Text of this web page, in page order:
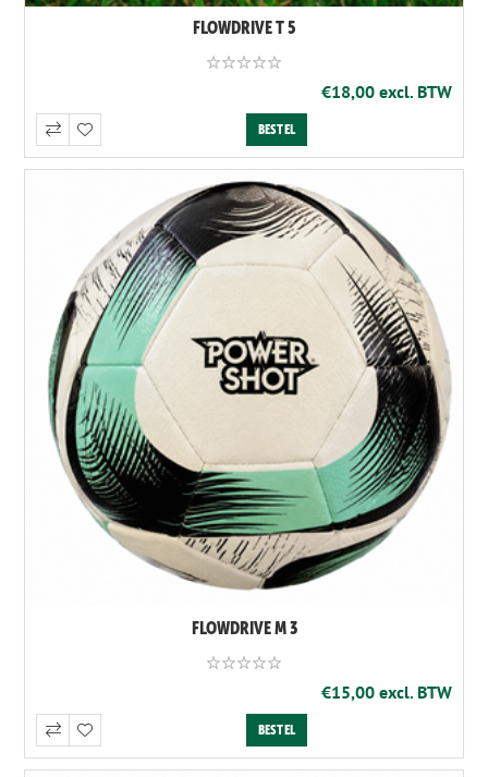
FLOWDRIVE T 5
€18,00 excl. BTW
FLOWDRIVE M 3
€15,00 excl. BTW